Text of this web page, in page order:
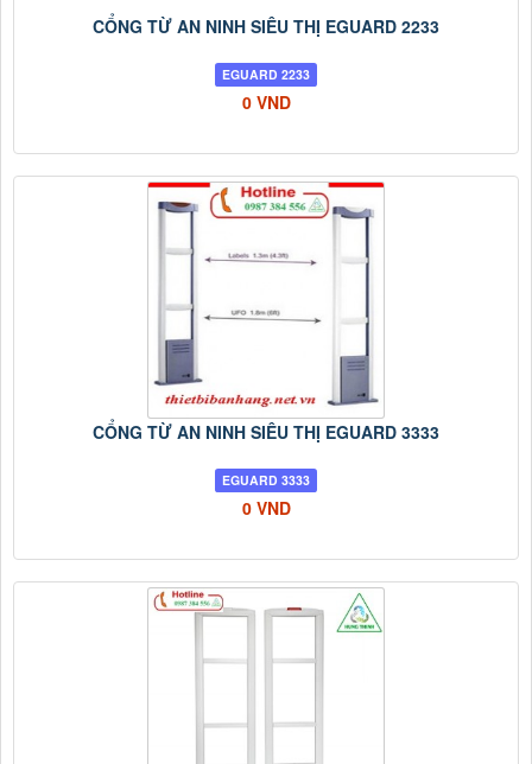
CỔNG TỪ AN NINH SIÊU THỊ EGUARD 2233
EGUARD 2233
0 VND
CỔNG TỪ AN NINH SIÊU THỊ EGUARD 3333
EGUARD 3333
0 VND